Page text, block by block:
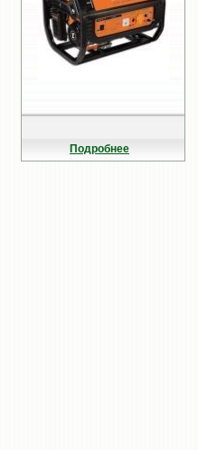
Подробнее